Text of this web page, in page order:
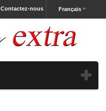
Français
Contactez-nous